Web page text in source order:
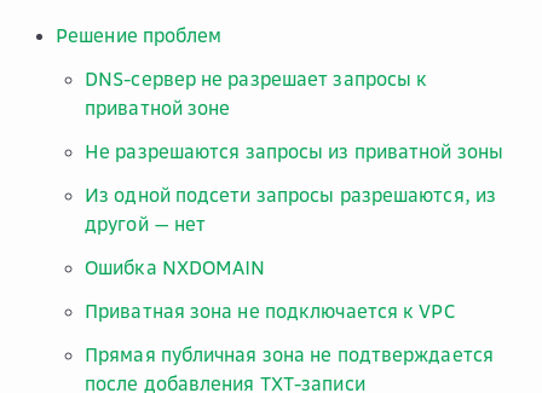
Решение проблем
DNS-сервер не разрешает запросы к
приватной зоне
Не разрешаются запросы из приватной зоны
Из одной подсети запросы разрешаются, из
другой — нет
Ошибка NXDOMAIN
Приватная зона не подключается к VPC
Прямая публичная зона не подтверждается
после добавления TXT-записи